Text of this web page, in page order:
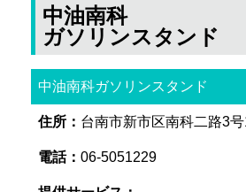
中油南科
ガソリンスタンド
中油南科ガソリンスタンド
台南市新市区南科二路3
06-5051229